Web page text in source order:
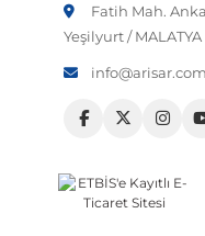
Fatih Mah.
Yeşilyurt / MALATYA